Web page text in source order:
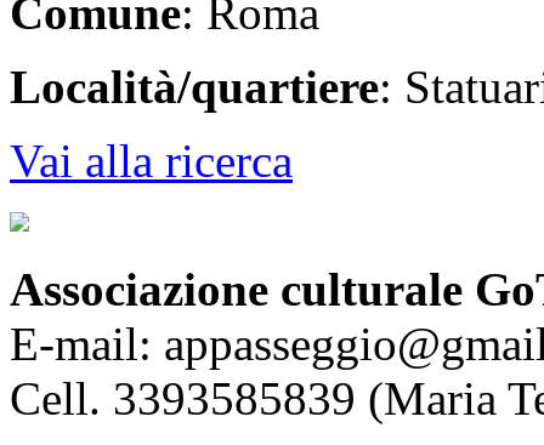
Comune: Roma
Località/quartiere:
Vai alla ricerca
Associazione culturale
E-mail:
Cell. 3393585839 (Maria